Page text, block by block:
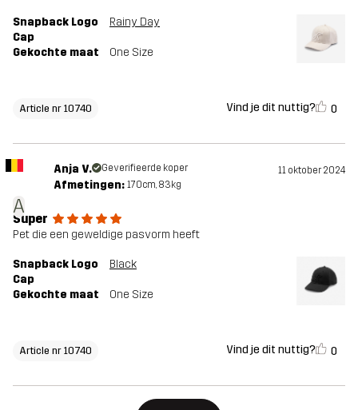
Snapback Logo
Cap
Rainy Day
Gekochte maat One Size
Article nr 10740 Vind je dit nuttig? 0
A
Anja V. Geverifieerde koper 11 oktober 2024
Afmetingen: 170cm, 83kg
Super
Pet die een geweldige pasvorm heeft
Snapback Logo
Cap
Black
Gekochte maat One Size
Article nr 10740 Vind je dit nuttig? 0